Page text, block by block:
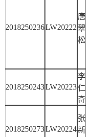
2018250236LW20222
唐
翠
松
2018250243LW20223
李
仁
奇
2018250273LW20224
张
新